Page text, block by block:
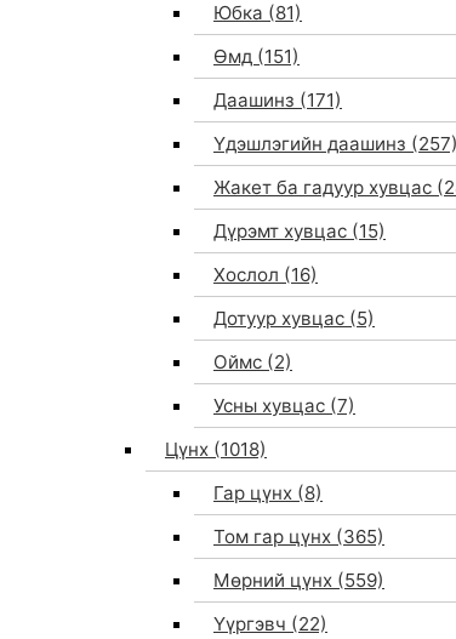
Юбка (81)
Өмд (151)
Даашинз (171)
Үдэшлэгийн даашинз (257)
Жакет ба гадуур хувцас
Дүрэмт хувцас (15)
Хослол (16)
Дотуур хувцас (5)
Оймс (2)
Усны хувцас (7)
Цүнх (1018)
Гар цүнх (8)
Том гар цүнх (365)
Мөрний цүнх (559)
Үүргэвч (22)